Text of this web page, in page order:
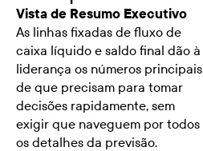
Vista de Resumo Executivo
As linhas fixadas de fluxo de
caixa líquido e saldo final dão à
liderança os números principais
de que precisam para tomar
decisões rapidamente, sem
exigir que naveguem por todos
os detalhes da previsão.